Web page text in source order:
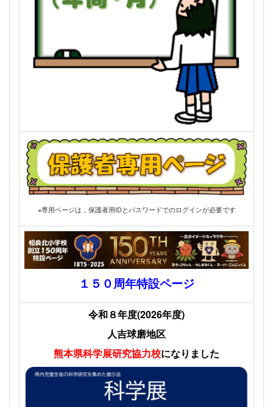
※専用ページは，保護者用IDとパスワードでのログインが必要です
１５０周年特設ページ
令和８年度(2026年度)
人吉球磨地区
熊本県科学展研究協力校になりました